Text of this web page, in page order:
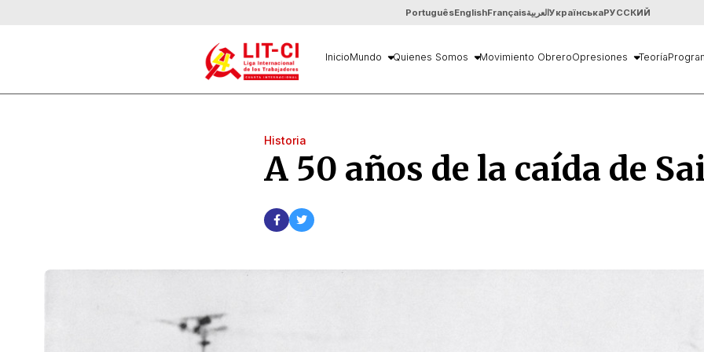
PortuguêsEnglishFrançaisالعربيةУкраїнськаРУССКИЙ
InicioMundo Quienes Somos Movimiento ObreroOpresiones Teoría
Historia
A 50 años de la caída de